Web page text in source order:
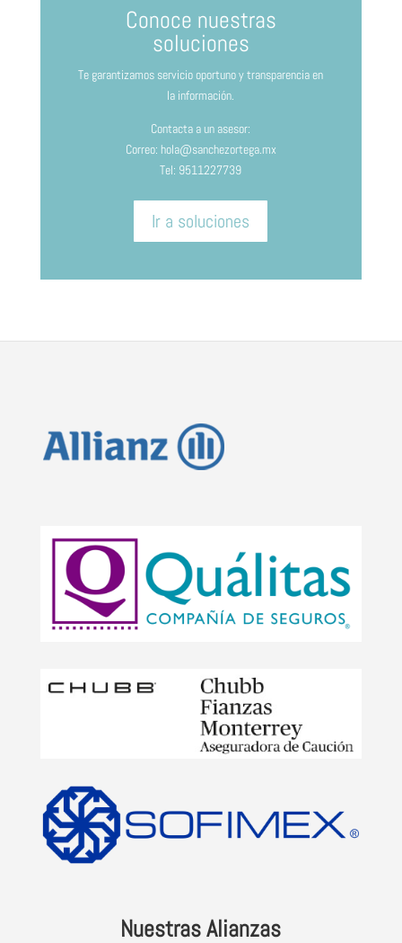
Conoce nuestras
soluciones
Te garantizamos servicio oportuno y transparencia en
la información.
Contacta a un asesor:
Correo: hola@sanchezortega.mx
Tel: 9511227739
Ir a soluciones
Nuestras Alianzas